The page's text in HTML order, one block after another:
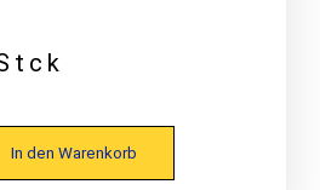
In den Warenkorb